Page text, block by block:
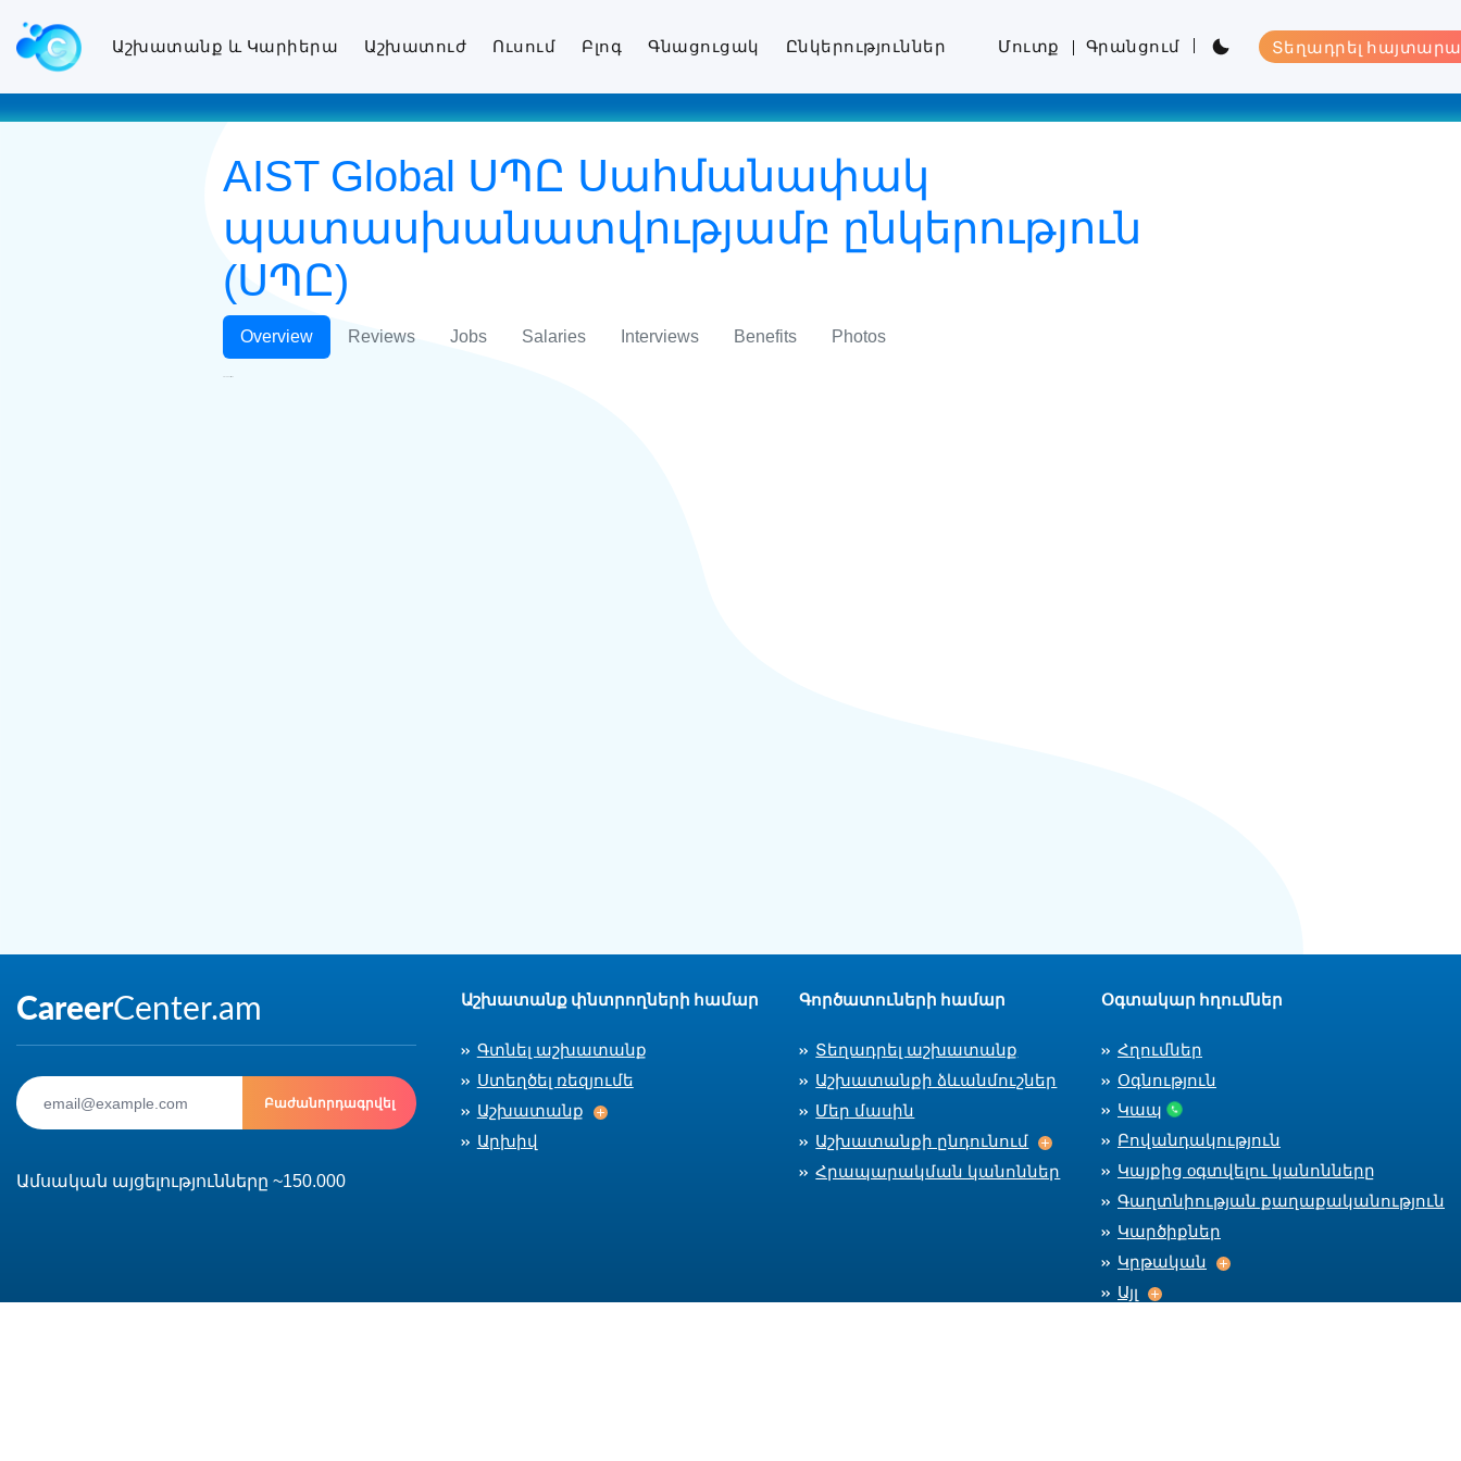
Աշխատանք և Կարիերա Աշխատուժ Ուսում Բլոգ Գնացուցակ Ընկերություններ Մուտք Գրանցում Տեղադրել
AIST Global ՍՊԸ Սահմանափակ
պատասխանատվությամբ ընկերություն
(ՍՊԸ)
Overview Reviews Jobs Salaries Interviews Benefits Photos
Բաժանորդագրվել
Ամսական այցելությունները ~150.000
Աշխատանք փնտրողների համար
Գտնել աշխատանք
Ստեղծել ռեզյումե
Աշխատանք
Աշխատանք
Արխիվ
Գործատուների համար
Տեղադրել աշխատանք
Աշխատանքի ձևանմուշներ
Մեր մասին
Աշխատանքի ընդունում
Աշխատանքի ընդունում
Հրապարակման կանոններ
Օգտակար հղումներ
Հղումներ
Օգնություն
Կապ
Բովանդակություն
Կայքից оգտվելու կանոնները
Գաղտնիության քաղաքականություն
Կարծիքներ
Կրթական
Կրթական
Այլ
Այլ